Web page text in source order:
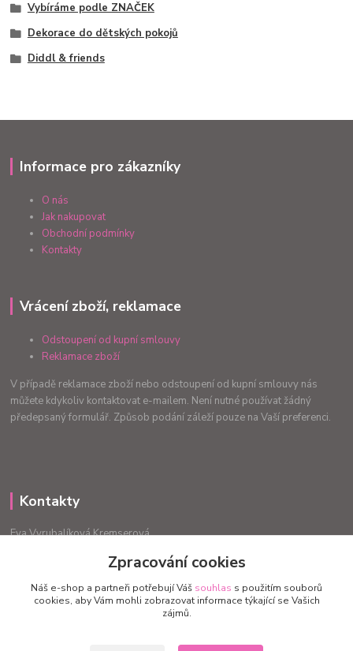
Vybíráme podle ZNAČEK
Dekorace do dětských pokojů
Diddl & friends
Informace pro zákazníky
O nás
Jak nakupovat
Obchodní podmínky
Kontakty
Vrácení zboží, reklamace
Odstoupení od kupní smlouvy
Reklamace zboží
V případě reklamace zboží nebo odstoupení od kupní smlouvy nás
můžete kdykoliv kontaktovat e-mailem. Není nutné používat žádný
předepsaný formulář. Způsob podání záleží pouze na Vaší preferenci.
Kontakty
Eva Vyrubalíková Kremserová
info.radost@email.cz
Zpracování cookies
Náš e-shop a partneři potřebují Váš souhlas s použitím souborů
cookies, aby Vám mohli zobrazovat informace týkající se Vašich
zájmů.